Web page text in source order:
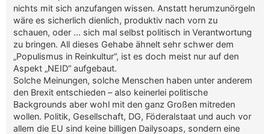
nichts mit sich anzufangen wissen. Anstatt herumzunörgeln
wäre es sicherlich dienlich, produktiv nach vorn zu
schauen, oder … sich mal selbst politisch in Verantwortung
zu bringen. All dieses Gehabe ähnelt sehr schwer dem
„Populismus in Reinkultur“, ist es doch meist nur auf den
Aspekt „NEID“ aufgebaut.
Solche Meinungen, solche Menschen haben unter anderem
den Brexit entschieden – also keinerlei politische
Backgrounds aber wohl mit den ganz Großen mitreden
wollen. Politik, Gesellschaft, DG, Föderalstaat und auch vor
allem die EU sind keine billigen Dailysoaps, sondern eine